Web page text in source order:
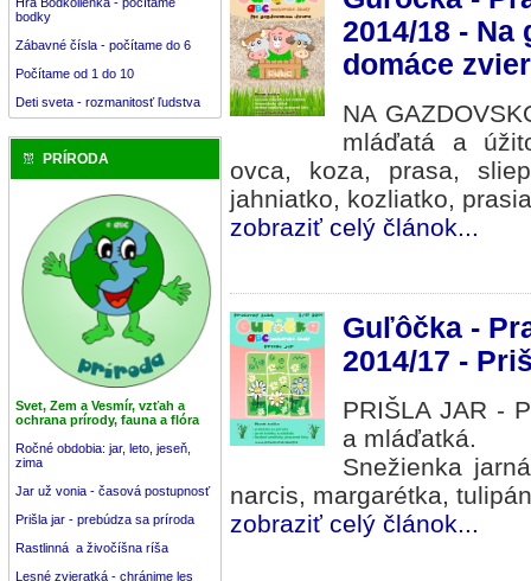
bodky
Zábavné čísla - počítame do 6
Počítame od 1 do 10
Deti sveta - rozmanitosť ľudstva
PRÍRODA
Svet, Zem a Vesmír, vzťah a
ochrana prírody, fauna a flóra
Ročné obdobia: jar, leto, jeseň,
zima
Jar už vonia - časová postupnosť
Prišla jar - prebúdza sa príroda
Rastlinná a živočíšna ríša
Lesné zvieratká - chránime les
2014/18 -
domáce
NA
mláďatá a
ovca, koza, prasa,
jahniatko, kozliatko,
zobraziť celý článok...
Guľôčka -
2014/17 -
PRIŠLA JAR -
a mláďatká.
Snežienka
narcis, margarétka,
zobraziť celý článok...